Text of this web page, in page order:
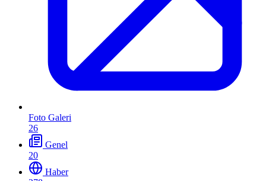
Foto Galeri
26
Genel
20
Haber